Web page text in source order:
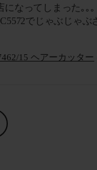
なってしまった｡｡｡
でじゃぶじゃぶ
した。 私の選定ミス
らないように気にし
15 ヘアーカッター